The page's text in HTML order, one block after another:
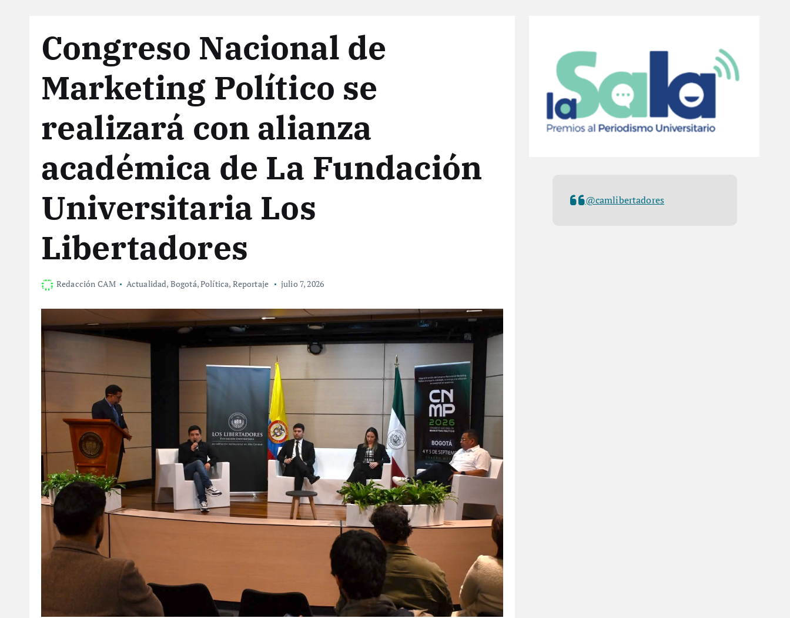
Congreso Nacional de
Marketing Político se
realizará con alianza
académica de La Fundación
Universitaria Los
Libertadores
Redacción CAM Actualidad, Bogotá,Política, Reportaje julio 7, 2026
@camlibertadores